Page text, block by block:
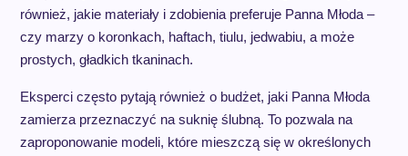
również, jakie materiały i zdobienia preferuje Panna Młoda –
czy marzy o koronkach, haftach, tiulu, jedwabiu, a może
prostych, gładkich tkaninach.
Eksperci często pytają również o budżet, jaki Panna Młoda
zamierza przeznaczyć na suknię ślubną. To pozwala na
zaproponowanie modeli, które mieszczą się w określonych